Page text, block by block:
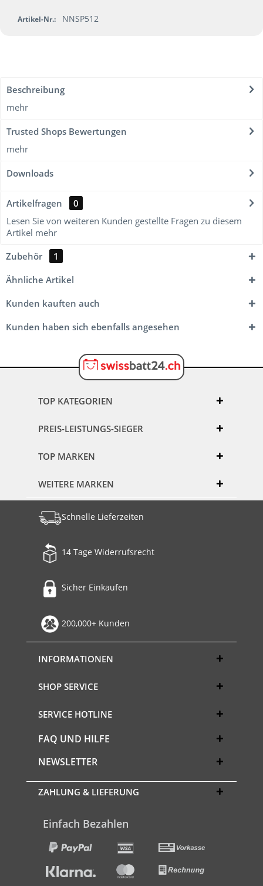
Artikel-Nr.: NNSP512
Beschreibung
mehr
Trusted Shops Bewertungen
mehr
Downloads
Artikelfragen
0
Lesen Sie von weiteren Kunden gestellte Fragen zu diesem
Artikel mehr
Zubehör
1
Ähnliche Artikel
Kunden kauften auch
Kunden haben sich ebenfalls angesehen
TOP KATEGORIEN
PREIS-LEISTUNGS-SIEGER
TOP MARKEN
WEITERE MARKEN
Schnelle Lieferzeiten
14 Tage Widerrufsrecht
Sicher Einkaufen
200,000+ Kunden
INFORMATIONEN
SHOP SERVICE
SERVICE HOTLINE
FAQ UND HILFE
NEWSLETTER
ZAHLUNG & LIEFERUNG
Einfach Bezahlen